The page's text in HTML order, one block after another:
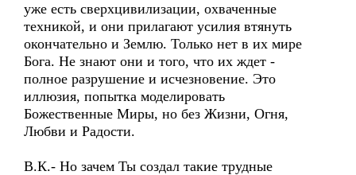
уже есть сверхцивилизации, охваченные
техникой, и они прилагают усилия втянуть
окончательно и Землю. Только нет в их мире
Бога. Не знают они и того, что их ждет -
полное разрушение и исчезновение. Это
иллюзия, попытка моделировать
Божественные Миры, но без Жизни, Огня,
Любви и Радости.
В.К.- Но зачем Ты создал такие трудные